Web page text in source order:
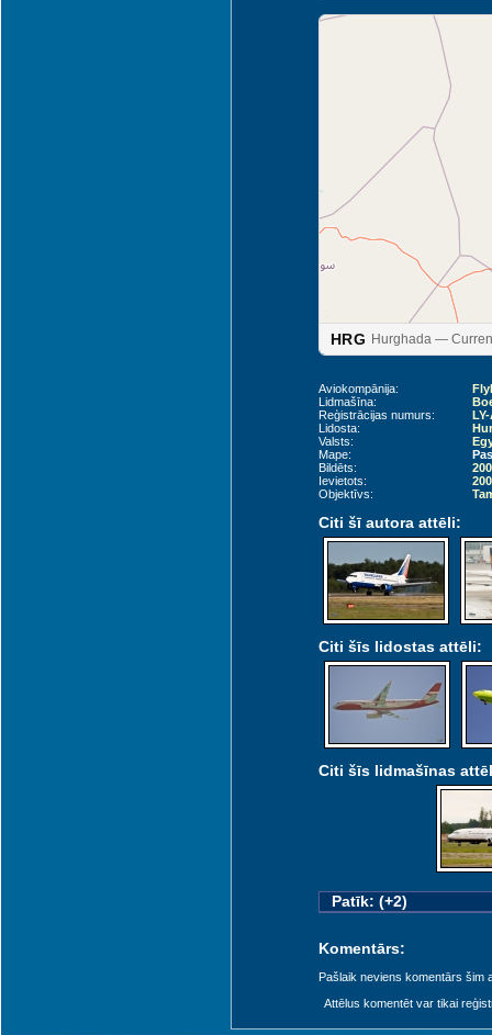
HRG Hurghada —
Aviokompānija:
Lidmašīna:
Reģistrācijas numurs:
Lidosta:
Valsts:
Mape:
Bildēts:
Ievietots:
Objektīvs:
Citi šī autora attēli:
Citi šīs lidostas attēli:
Citi šīs lidmašīnas
Patīk: (+2)
Komentārs:
Pašlaik neviens komentārs šim
Attēlus komentēt var tikai